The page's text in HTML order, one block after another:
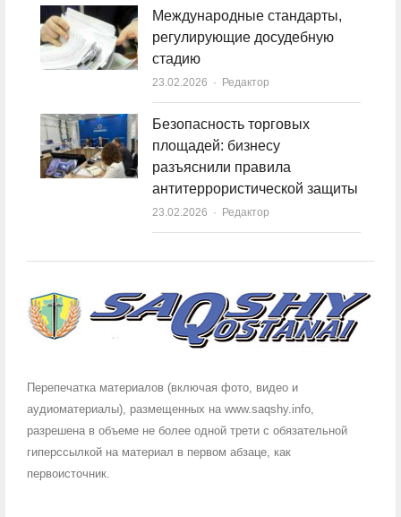
Международные стандарты,
регулирующие досудебную
стадию
23.02.2026 Author
Редактор
Безопасность торговых
площадей: бизнесу
разъяснили правила
антитеррористической защиты
23.02.2026 Author
Редактор
Перепечатка материалов (включая фото, видео и
аудиоматериалы), размещенных на www.saqshy.info,
разрешена в объеме не более одной трети с обязательной
гиперссылкой на материал в первом абзаце, как
первоисточник.